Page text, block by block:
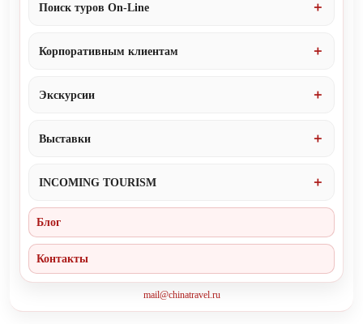
Поиск туров On-Line
Корпоративным клиентам
Экскурсии
Выставки
INCOMING TOURISM
Блог
Контакты
mail@chinatravel.ru